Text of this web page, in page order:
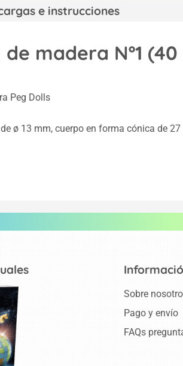
e instrucciones
madera Nº1
Peg Dolls
ø 13 mm, cuerpo en forma cónica de
Sobre
Pago y envío
FAQs